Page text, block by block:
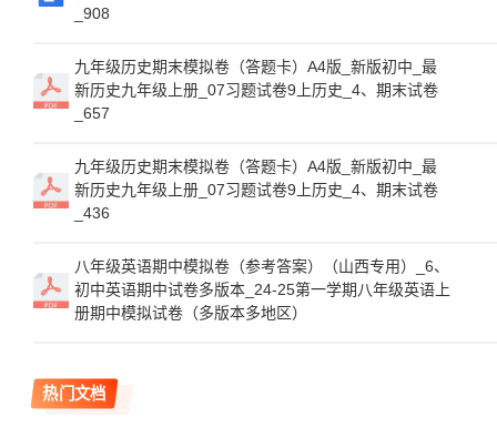
_908
九年级历史期末模拟卷（答题卡）A4版_新版初中_最
新历史九年级上册_07习题试卷9上历史_4、期末试卷
_657
九年级历史期末模拟卷（答题卡）A4版_新版初中_最
新历史九年级上册_07习题试卷9上历史_4、期末试卷
_436
八年级英语期中模拟卷（参考答案）（山西专用）_6、
初中英语期中试卷多版本_24-25第一学期八年级英语上
册期中模拟试卷（多版本多地区）
热门文档